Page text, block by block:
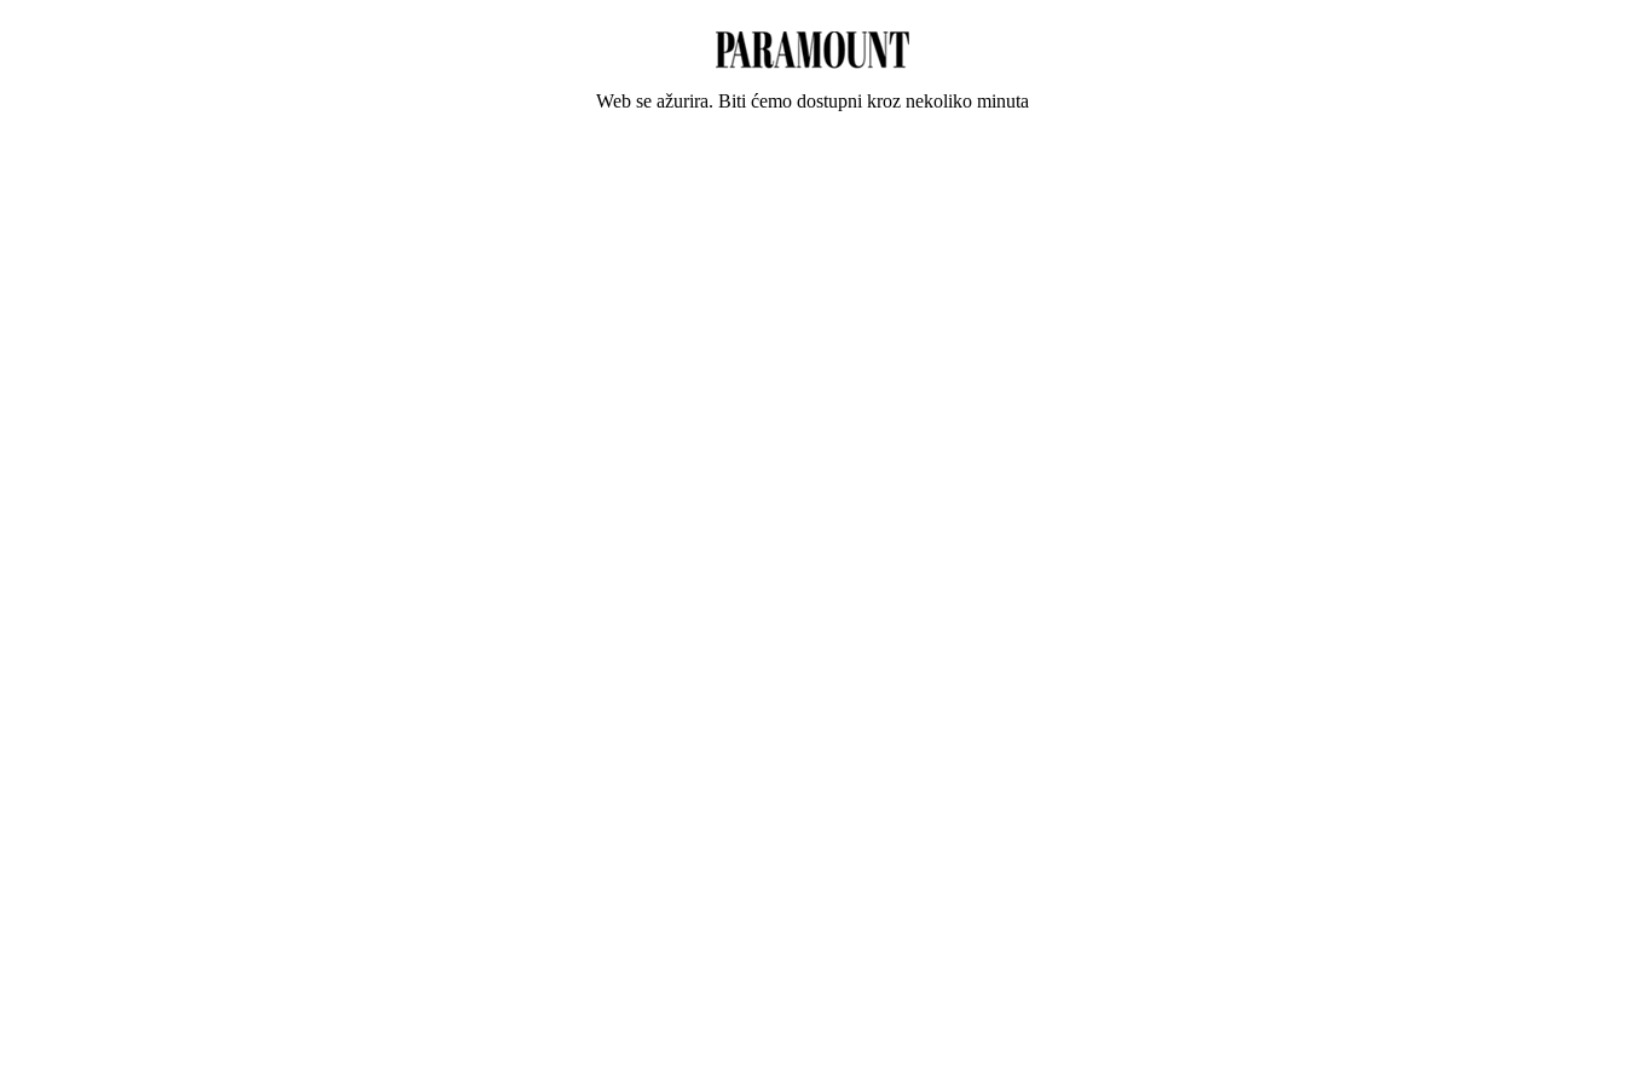
Web se ažurira. Biti ćemo dostupni kroz nekoliko minuta